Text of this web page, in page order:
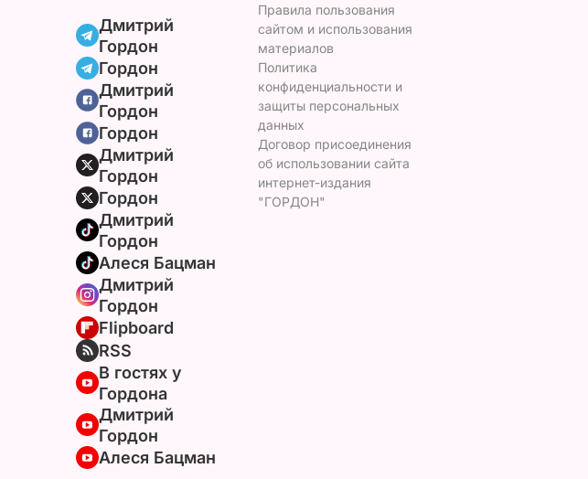
Дмитрий
Гордон
Гордон
Дмитрий
Гордон
Гордон
Дмитрий
Гордон
Гордон
Дмитрий
Гордон
Алеся Бацман
Дмитрий
Гордон
Flipboard
RSS
В гостях у
Гордона
Дмитрий
Гордон
Алеся Бацман
Правила пользования
сайтом и использования
материалов
Политика
конфиденциальности и
защиты персональных
данных
Договор присоединения
об использовании сайта
интернет-издания
"ГОРДОН"